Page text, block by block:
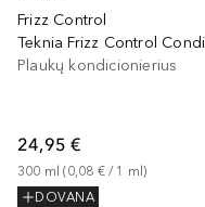
Frizz Control
Plaukų kondicionierius
24,95 €
300 ml (0,08 € / 1 ml)
DOVANA